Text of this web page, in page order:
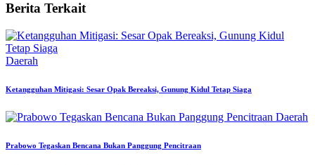
Berita Terkait
Daerah
Ketangguhan Mitigasi: Sesar Opak Bereaksi, Gunung Kidul Tetap Siaga
Daerah
Prabowo Tegaskan Bencana Bukan Panggung Pencitraan